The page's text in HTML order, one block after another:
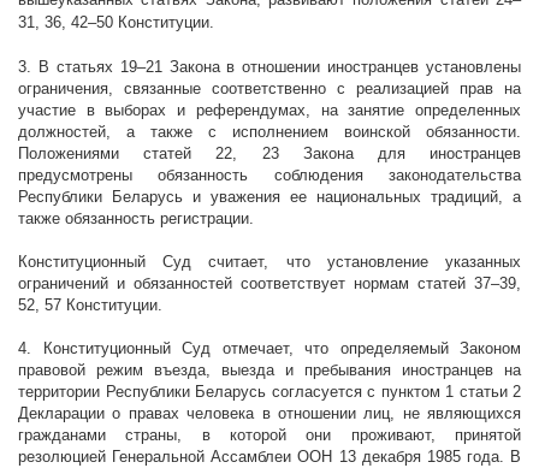
31, 36, 42–50 Конституции.
3. В статьях 19–21 Закона в отношении иностранцев установлены
ограничения, связанные соответственно с реализацией прав на
участие в выборах и референдумах, на занятие определенных
должностей, а также с исполнением воинской обязанности.
Положениями статей 22, 23 Закона для иностранцев
предусмотрены обязанность соблюдения законодательства
Республики Беларусь и уважения ее национальных традиций, а
также обязанность регистрации.
Конституционный Суд считает, что установление указанных
ограничений и обязанностей соответствует нормам статей 37–39,
52, 57 Конституции.
4. Конституционный Суд отмечает, что определяемый Законом
правовой режим въезда, выезда и пребывания иностранцев на
территории Республики Беларусь согласуется с пунктом 1 статьи 2
Декларации о правах человека в отношении лиц, не являющихся
гражданами страны, в которой они проживают, принятой
резолюцией Генеральной Ассамблеи ООН 13 декабря 1985 года. В